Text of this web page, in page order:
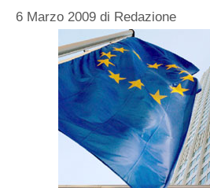
6 Marzo 2009 di Redazione